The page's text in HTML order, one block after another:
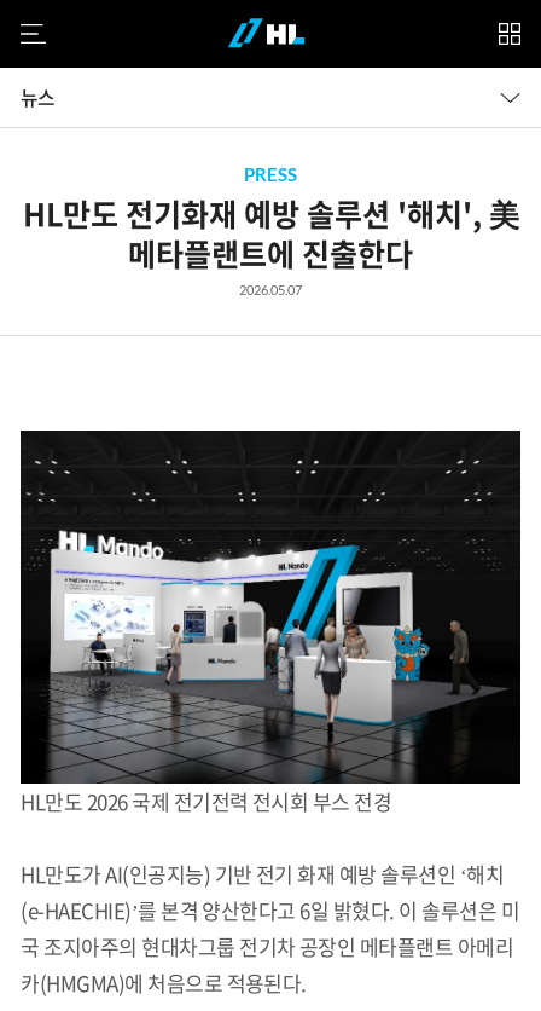
계
사
PRESS
HL만도 전기화재 예방 솔루션 '해치', 美
메타플랜트에 진출한다
2026.05.07
HL만도 2026 국제 전기전력 전시회 부스 전경
HL만도가 AI(인공지능) 기반 전기 화재 예방 솔루션인 ‘해치
(e-HAECHIE)’를 본격 양산한다고 6일 밝혔다. 이 솔루션은 미
국 조지아주의 현대차그룹 전기차 공장인 메타플랜트 아메리
카(HMGMA)에 처음으로 적용된다.